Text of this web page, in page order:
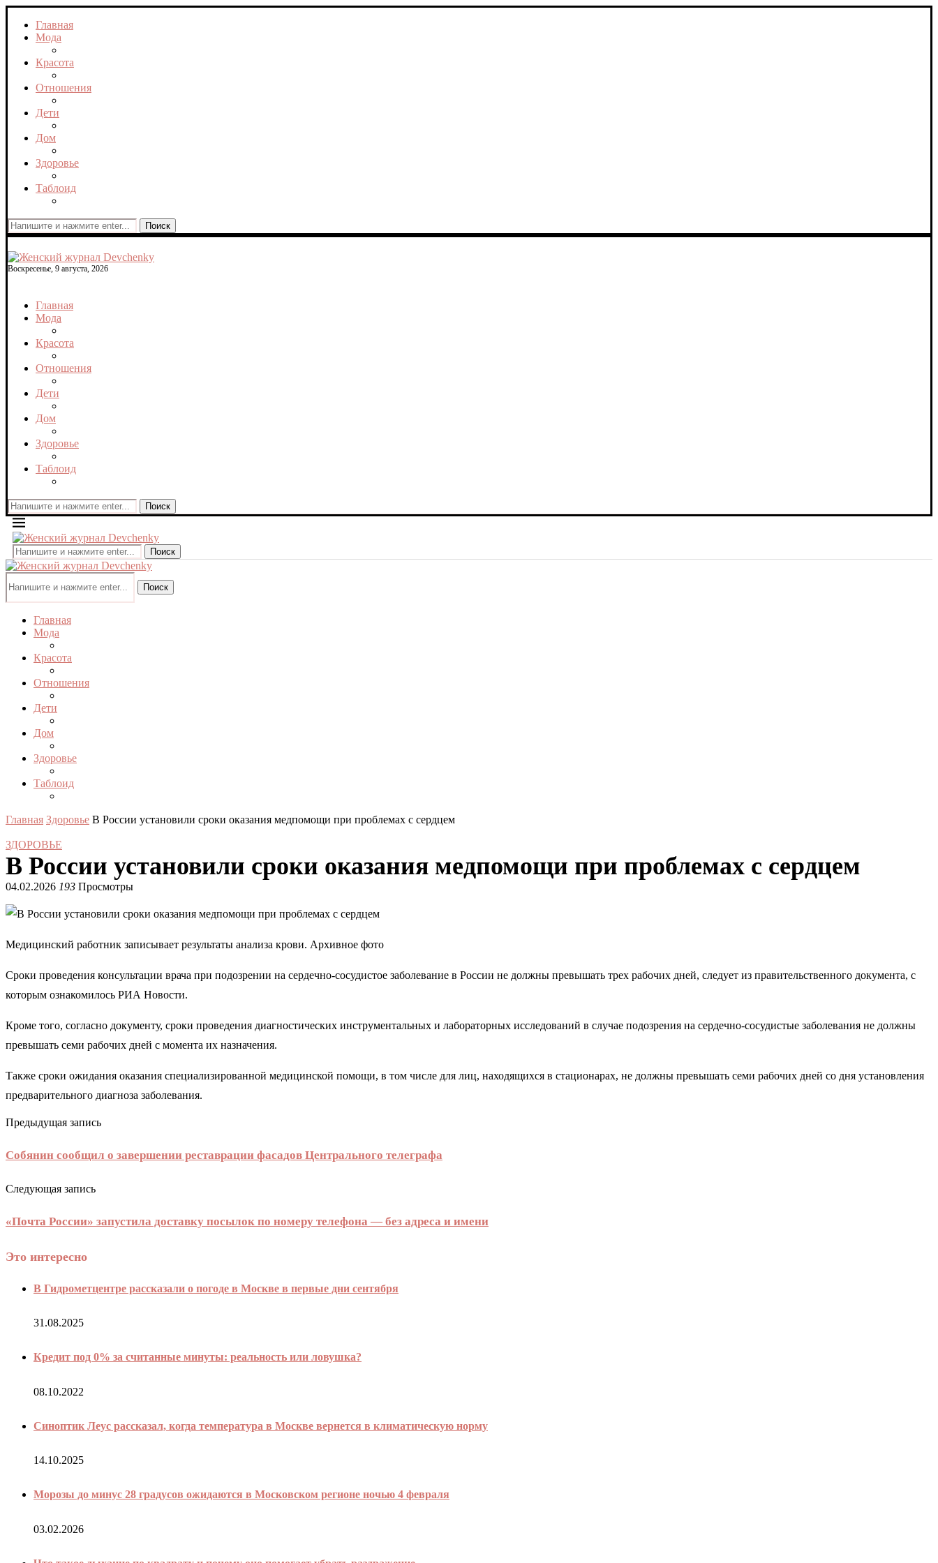
Главная
Мода
Красота
Отношения
Дети
Дом
Здоровье
Таблоид
Поиск
Воскресенье, 9 августа, 2026
Главная
Мода
Красота
Отношения
Дети
Дом
Здоровье
Таблоид
Поиск
Поиск
Поиск
Главная
Мода
Красота
Отношения
Дети
Дом
Здоровье
Таблоид
Главная Здоровье В России установили сроки оказания медпомощи при проблемах с сердцем
ЗДОРОВЬЕ
В России установили сроки оказания медпомощи при проблемах с сердцем
04.02.2026 193 Просмотры
Медицинский работник записывает результаты анализа крови. Архивное фото
Сроки проведения консультации врача при подозрении на сердечно-сосудистое заболевание в России не должны превышать трех рабочих дней, следует из правительственного документа, с
которым ознакомилось РИА Новости.
Кроме того, согласно документу, сроки проведения диагностических инструментальных и лабораторных исследований в случае подозрения на сердечно-сосудистые заболевания не должны
превышать семи рабочих дней с момента их назначения.
Также сроки ожидания оказания специализированной медицинской помощи, в том числе для лиц, находящихся в стационарах, не должны превышать семи рабочих дней со дня установления
предварительного диагноза заболевания.
Предыдущая запись
Собянин сообщил о завершении реставрации фасадов Центрального телеграфа
Следующая запись
«Почта России» запустила доставку посылок по номеру телефона — без адреса и имени
Это интересно
В Гидрометцентре рассказали о погоде в Москве в первые дни сентября
31.08.2025
Кредит под 0% за считанные минуты: реальность или ловушка?
08.10.2022
Синоптик Леус рассказал, когда температура в Москве вернется в климатическую норму
14.10.2025
Морозы до минус 28 градусов ожидаются в Московском регионе ночью 4 февраля
03.02.2026